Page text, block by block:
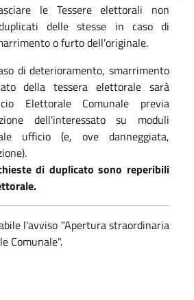
le Tessere elettorali non
delle stesse in caso di
o furto dell’originale.
di deterioramento, smarrimento
della tessera elettorale sarà
Elettorale Comunale previa
dell'interessato su moduli
ufficio (e, ove danneggiata,
di duplicato sono reperibili
l'avviso "Apertura straordinaria
Comunale".